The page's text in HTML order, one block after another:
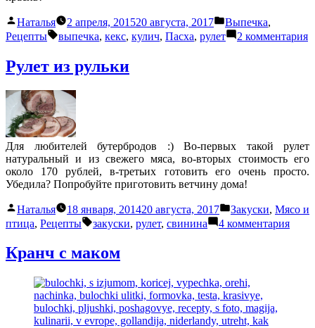
Написано
автором
Наталья 2 апреля, 201520 августа, 2017
Написано
в
Выпечка,
Рецепты
Метки:
выпечка, кекс, кулич, Пасха, рулет 2 комментарияк
Рулет из рульки
Для любителей бутербродов :) Во-первых такой рулет
натуральный и из свежего мяса, во-вторых стоимость его
около 170 рублей, в-третьих готовить его очень просто.
Убедила? Попробуйте приготовить ветчину дома!
Написано
автором
Наталья 18 января, 201420 августа, 2017
Написано
в
Закуски, Мясо и
птица, Рецепты Метки:
закуски, рулет, свинина 4 комментарияк
Кранч с маком